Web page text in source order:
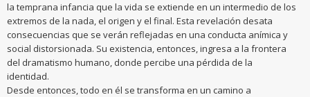
la temprana infancia que la vida se extiende en un intermedio de los
extremos de la nada, el origen y el final. Esta revelación desata
consecuencias que se verán reflejadas en una conducta anímica y
social distorsionada. Su existencia, entonces, ingresa a la frontera
del dramatismo humano, donde percibe una pérdida de la
identidad.
Desde entonces, todo en él se transforma en un camino a